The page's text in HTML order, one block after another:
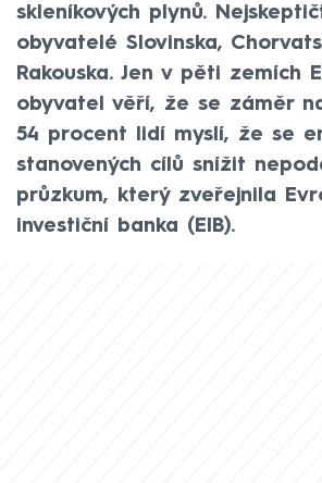
skleníkových plynů.
obyvatelé Slovinska,
Rakouska. Jen v pěti zemích
obyvatel věří, že se záměr
54 procent lidí myslí, že se
stanovených cílů snížit
průzkum, který zveřejnila
investiční banka (EIB).